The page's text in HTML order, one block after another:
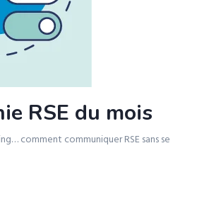
RSE du mois
comment communiquer RSE sans se